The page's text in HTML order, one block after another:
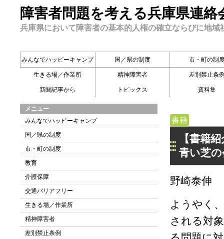
障害者問題を考える兵庫県連
兵庫県において障害者の基本的人権の確立ならびに地
みんなでハッピーキャンプ 国／県の制度 市・町の制
生きる場／作業所 精神障害者 差別禁止条
新聞記事から トピックス 資料集
書籍
【書籍
青い芝
野崎泰伸
ようやく
される対
メニュー
みんなでハッピーキャンプ
国／県の制度
市・町の制度
教育
介護保障
交通バリアフリー
生きる場／作業所
精神障害者
差別禁止条例